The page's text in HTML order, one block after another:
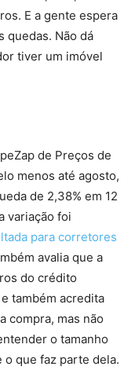
E a gente espera
quedas. Não dá
tiver um imóvel
de Preços de
menos até agosto,
de 2,38% em 12
variação foi
para corretores
avalia que a
do crédito
também acredita
compra, mas não
o tamanho
o que faz parte dela.